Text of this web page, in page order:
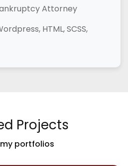
Attorney
HTML, SCSS,
Projects
portfolios